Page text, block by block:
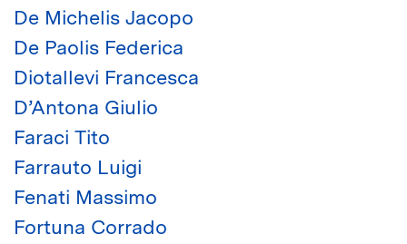
De Michelis Jacopo
De Paolis Federica
Diotallevi Francesca
D’Antona Giulio
Faraci Tito
Farrauto Luigi
Fenati Massimo
Fortuna Corrado